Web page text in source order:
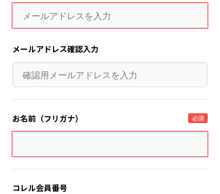
メールアドレス確認入力
お名前（フリガナ） 必須
コレル会員番号